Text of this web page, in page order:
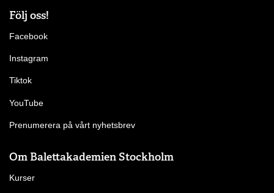
Följ oss!
Facebook
Instagram
Tiktok
YouTube
Prenumerera på vårt nyhetsbrev
Om Balettakademien Stockholm
Kurser